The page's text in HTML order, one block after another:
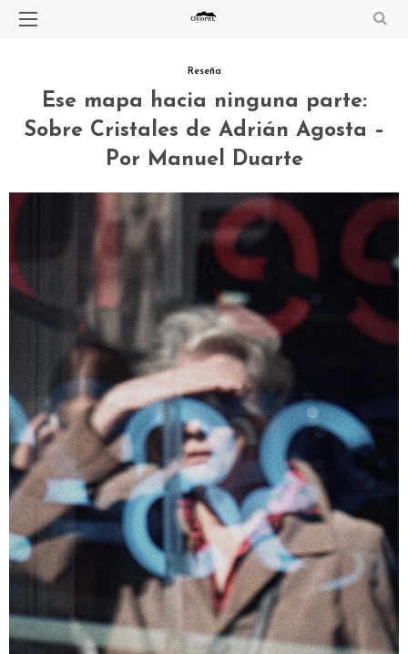
Reseña
Ese mapa hacia ninguna parte:
Sobre Cristales de Adrián Agosta –
Por Manuel Duarte